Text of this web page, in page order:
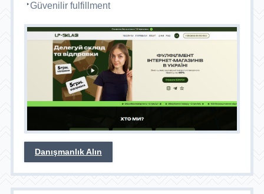
Güvenilir fulfillment
Danışmanlık Alın